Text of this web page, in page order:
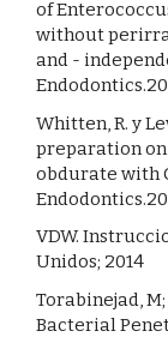
of
without
and -
Whitten, R. y
preparation
obdurate with
VDW.
Unidos; 2014
Torabinejad,
Bacterial